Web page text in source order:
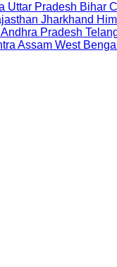
Uttar Pradesh Bihar
Jharkhand
Andhra Pradesh
Assam West Bengal